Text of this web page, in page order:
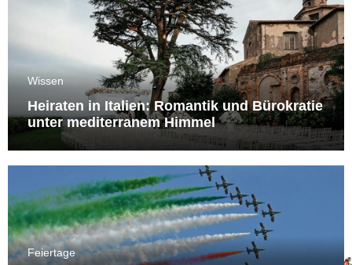
Wissen
Heiraten in Italien: Romantik und Bürokratie
unter mediterranem Himmel
Feiertage